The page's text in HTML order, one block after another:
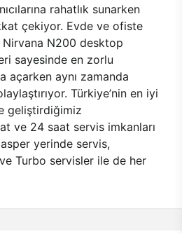
rahatlık sunarken
çekiyor. Evde ve ofiste
N200 desktop
sayesinde en zorlu
açarken aynı zamanda
Türkiye’nin en iyi
geliştirdiğimiz
ve 24 saat servis imkanları
yerinde servis,
Turbo servisler ile de her